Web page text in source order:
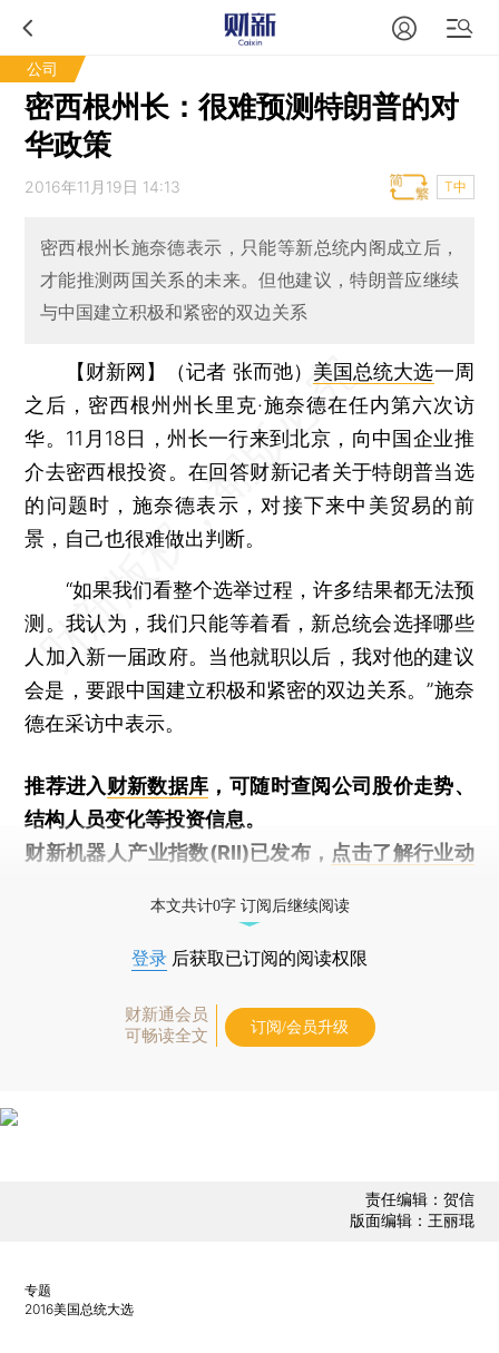
公司
密西根州长：很难预测特朗普的对
华政策
2016年11月19日 14:13 T中
密西根州长施奈德表示，只能等新总统内阁成立后，
才能推测两国关系的未来。但他建议，特朗普应继续
与中国建立积极和紧密的双边关系
【财新网】（记者 张而弛） 美国总统大选一周
之后，密西根州州长里克·施奈德在任内第六次访
华。11月18日，州长一行来到北京，向中国企业推
介去密西根投资。在回答财新记者关于特朗普当选
的问题时，施奈德表示，对接下来中美贸易的前
景，自己也很难做出判断。
“如果我们看整个选举过程，许多结果都无法预
测。我认为，我们只能等着看，新总统会选择哪些
人加入新一届政府。当他就职以后，我对他的建议
会是，要跟中国建立积极和紧密的双边关系。”施奈
德在采访中表示。
推荐进入财新数据库 ，可随时查阅公司股价走势、
结构人员变化等投资信息。
财新机器人产业指数(RII)已发布， 点击了解行业动
本文共计0字 订阅后继续阅读
登录 后获取已订阅的阅读权限
财新通会员
可畅读全文
订阅/会员升级
责任编辑：贺信
版面编辑：王丽琨
专题
2016美国总统大选